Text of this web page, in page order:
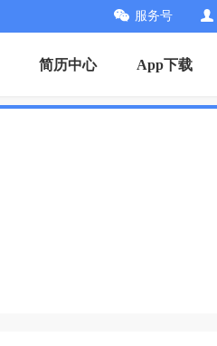
服务号
简历中心 App下载